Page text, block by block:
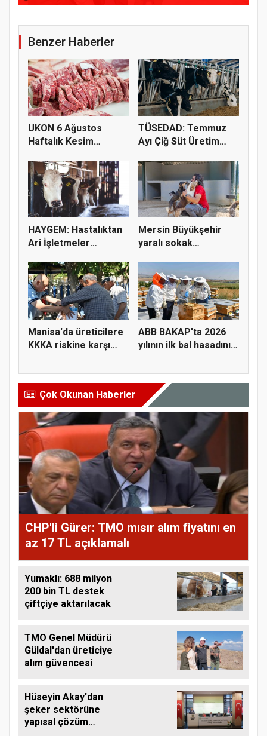
Benzer Haberler
UKON 6 Ağustos
Haftalık Kesim
TÜSEDAD: Temmuz
Ayı Çiğ Süt Üretim
HAYGEM: Hastalıktan
Ari İşletmeler
Mersin Büyükşehir
yaralı sokak
Manisa'da üreticilere
KKKA riskine karşı
ABB BAKAP'ta 2026
yılının ilk bal hasadını
Çok Okunan Haberler
CHP'li Gürer: TMO mısır alım fiyatını en
az 17 TL açıklamalı
Yumaklı: 688 milyon
200 bin TL destek
çiftçiye aktarılacak
TMO Genel Müdürü
Güldal'dan üreticiye
alım güvencesi
Hüseyin Akay'dan
şeker sektörüne
yapısal çözüm